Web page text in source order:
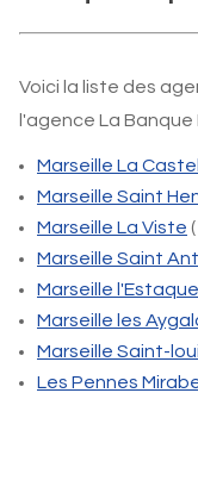
Voici la liste des
l'agence La
Marseille La
Marseille Saint
Marseille La Viste
Marseille Saint
Marseille l'Estaque
Marseille les
Marseille Saint-
Les Pennes